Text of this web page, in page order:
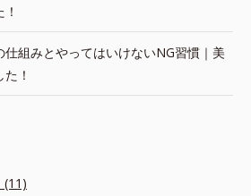
組みとやってはいけないNG習慣｜美
！
(11)